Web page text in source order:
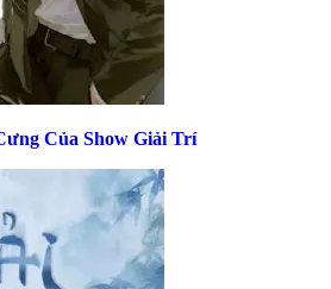
Của Show Giải Trí